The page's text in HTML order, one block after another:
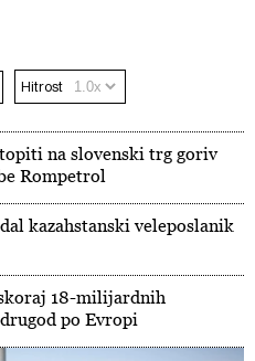
Hitrost
na slovenski trg goriv
Rompetrol
kazahstanski veleposlanik
18-milijardnih
po Evropi